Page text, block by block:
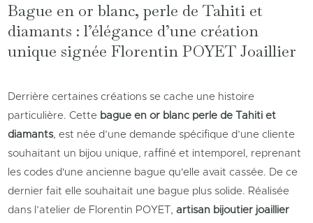
Bague en or blanc, perle de Tahiti et
diamants : l’élégance d’une création
unique signée Florentin POYET Joaillier
Derrière certaines créations se cache une histoire
particulière. Cette bague en or blanc perle de Tahiti et
diamants, est née d’une demande spécifique d’une cliente
souhaitant un bijou unique, raffiné et intemporel, reprenant
les codes d'une ancienne bague qu'elle avait cassée. De ce
dernier fait elle souhaitait une bague plus solide. Réalisée
dans l’atelier de Florentin POYET, artisan bijoutier joaillier